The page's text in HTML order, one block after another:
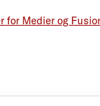
Medier og